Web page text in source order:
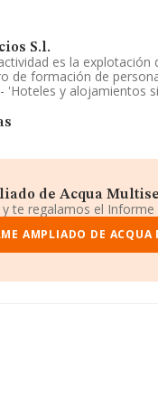
S.l.
es la
de formación de
'Hoteles y alojamientos
Multiservicios S.L,
que dispone INFORMA
los 32.542 millones de
alcanza los 1 millón
la base de datos
la media de
de Acqua
te regalamos el
AMPLIADO DE ACQUA